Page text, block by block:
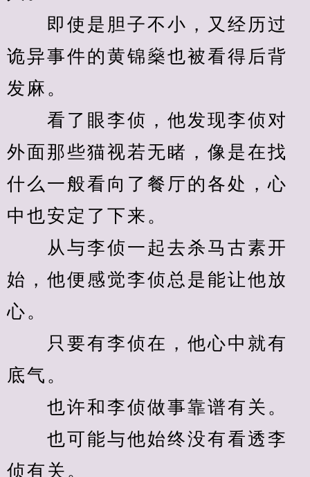
即使是胆子不小，又经历过
诡异事件的黄锦燊也被看得后背
发麻。
看了眼李侦，他发现李侦对
外面那些猫视若无睹，像是在找
什么一般看向了餐厅的各处，心
中也安定了下来。
从与李侦一起去杀马古素开
始，他便感觉李侦总是能让他放
心。
只要有李侦在，他心中就有
底气。
也许和李侦做事靠谱有关。
也可能与他始终没有看透李
侦有关。